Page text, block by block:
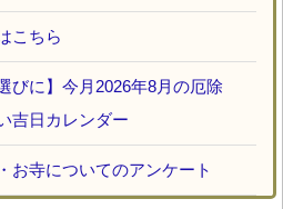
こちら
びに】今月2026年8月の厄除
吉日カレンダー
お寺についてのアンケート